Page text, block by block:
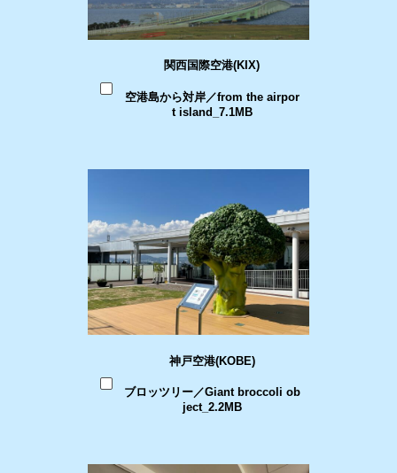
関西国際空港(KIX)
空港島から対岸／from the airpor
t island_7.1MB
神戸空港(KOBE)
ブロッツリー／Giant broccoli ob
ject_2.2MB